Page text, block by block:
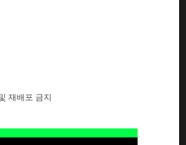
재배포 금지